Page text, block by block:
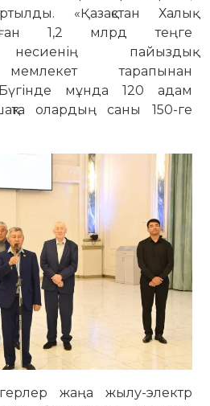
«Қазақстан Халық
1,2 млрд теңге
несиенің пайыздық
тарапынан
мұнда 120 адам
олардың саны 150-ге
жаңа жылу-электр